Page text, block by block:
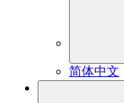
简体中文